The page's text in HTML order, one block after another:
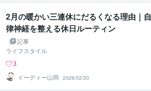
2月の暖かい三連休にだるくなる理由｜自
律神経を整える休日ルーティン
記事
ライフスタイル
3
イーディー山岡
2026/02/20